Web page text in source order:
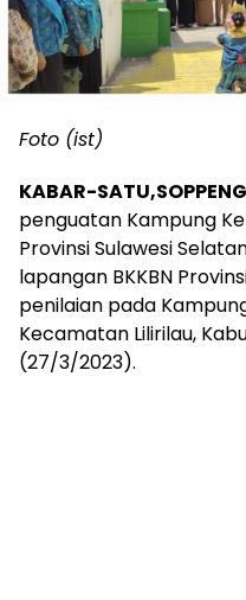
Foto (ist)
KABAR-SATU,SOPPENG
penguatan Kampung
Provinsi Sulawesi
lapangan BKKBN
penilaian pada
Kecamatan Lilirilau,
(27/3/2023).